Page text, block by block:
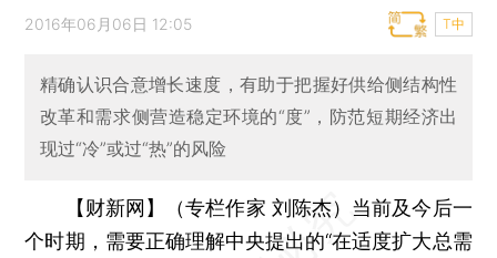
2016年06月06日 12:05 T中
精确认识合意增长速度，有助于把握好供给侧结构性
改革和需求侧营造稳定环境的“度”，防范短期经济出
现过“冷”或过“热”的风险
【财新网】（专栏作家 刘陈杰） 当前及今后一
个时期，需要正确理解中央提出的“在适度扩大总需